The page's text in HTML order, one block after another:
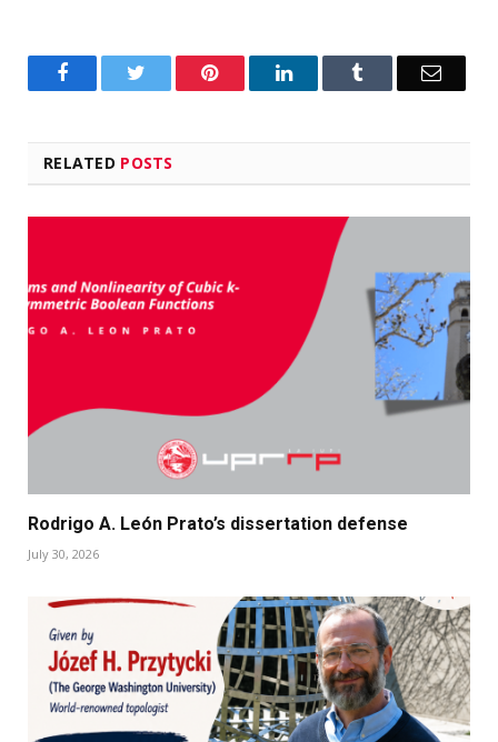
Facebook Twitter PinterestLinkedIn Email
RELATED POSTS
Rodrigo A. León Prato’s dissertation defense
July 30, 2026